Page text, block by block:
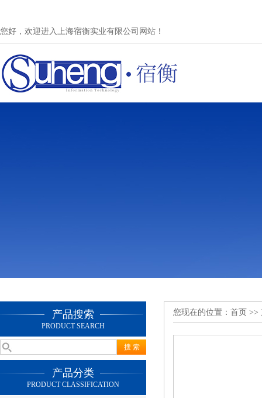
您好，欢迎进入上海宿衡实业有限公司网站！
产品搜索
PRODUCT SEARCH
产品分类
PRODUCT CLASSIFICATION
您现在的位置： 首页 >>